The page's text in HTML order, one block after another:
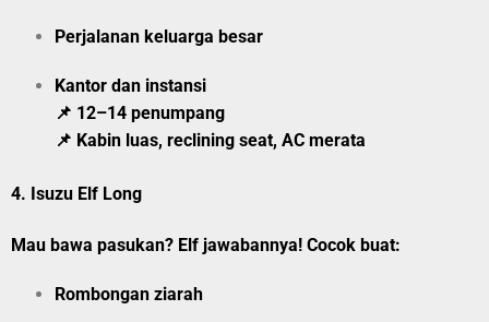
Perjalanan keluarga besar
Kantor dan instansi
📌 12–14 penumpang
📌 Kabin luas, reclining seat, AC merata
4. Isuzu Elf Long
Mau bawa pasukan? Elf jawabannya! Cocok buat:
Rombongan ziarah